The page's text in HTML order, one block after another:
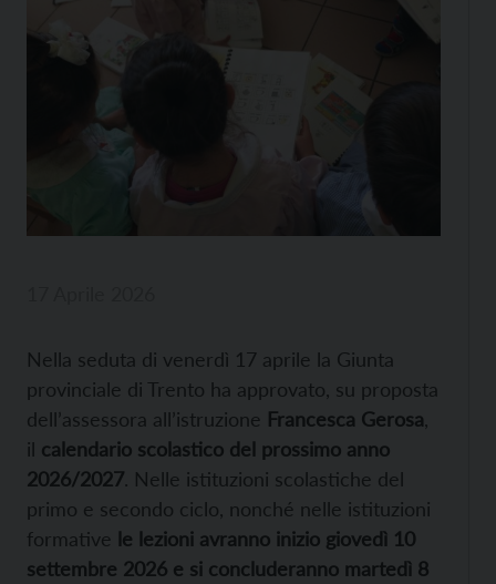
Nella seduta di venerdì 17 aprile la Giunta
provinciale di Trento ha approvato, su proposta
dell’assessora all’istruzione Francesca Gerosa
il calendario scolastico del prossimo anno
2026/2027. Nelle istituzioni scolastiche del
primo e secondo ciclo, nonché nelle istituzioni
formative le lezioni avranno inizio giovedì 10
settembre 2026 e si concluderanno martedì 8